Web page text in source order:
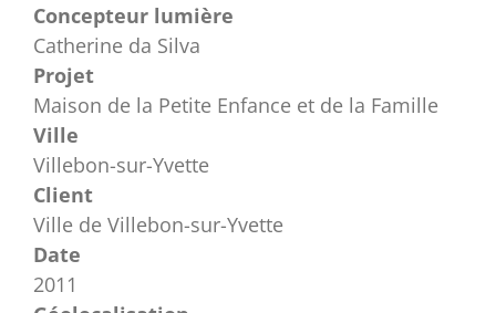
Concepteur lumière
Catherine da Silva
Projet
Maison de la Petite Enfance et de la Famille
Ville
Villebon-sur-Yvette
Client
Ville de Villebon-sur-Yvette
Date
2011